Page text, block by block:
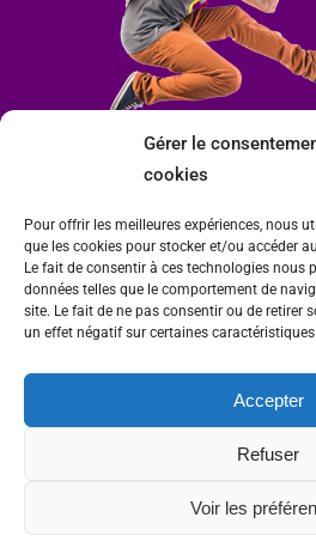
Gérer le
cookies
Pour offrir les meilleures expériences, nous
que les cookies pour stocker et/ou accéder
Le fait de consentir à ces technologies nous
données telles que le comportement de
site. Le fait de ne pas consentir ou de retirer
un effet négatif sur certaines
Accepter
Refuser
Voir les
Mairie de Condrieu | Copyright © 2023 |
Thierry Caizes Freelance| Photos par